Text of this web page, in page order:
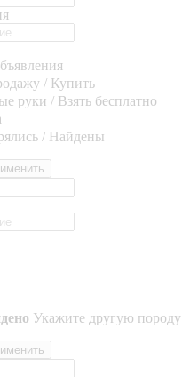
/ Купить
руки / Взять бесплатно
/ Найдены
Укажите другую породу